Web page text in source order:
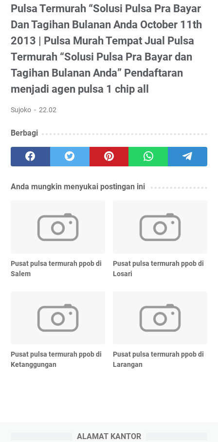
Pulsa Termurah “Solusi Pulsa Pra Bayar
Dan Tagihan Bulanan Anda October 11th
2013 | Pulsa Murah Tempat Jual Pulsa
Termurah “Solusi Pulsa Pra Bayar dan
Tagihan Bulanan Anda” Pendaftaran
menjadi agen pulsa 1 chip all
Sujoko 22.02
Berbagi
Anda mungkin menyukai postingan ini
Pusat pulsa termurah ppob di
Salem
Pusat pulsa termurah ppob di
Losari
Pusat pulsa termurah ppob di
Ketanggungan
Pusat pulsa termurah ppob di
Larangan
ALAMAT KANTOR